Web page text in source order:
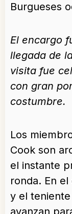
Burgueses
El encargo
llegada de
visita fue
con gran
costumbre.
Los
Cook son
el instante
ronda. En
y el
avanzan